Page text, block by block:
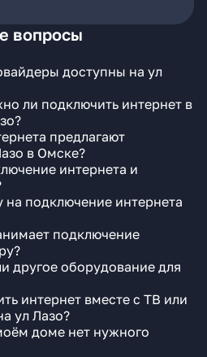
вопросы
доступны на ул
ли подключить интернет в
предлагают
в Омске?
интернета и
на подключение интернета
подключение
другое оборудование для
интернет вместе с ТВ или
ул Лазо?
доме нет нужного